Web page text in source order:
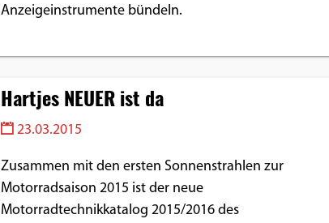
Anzeigeinstrumente bündeln.
Hartjes NEUER ist da
23.03.2015
Zusammen mit den ersten Sonnenstrahlen zur
Motorradsaison 2015 ist der neue
Motorradtechnikkatalog 2015/2016 des